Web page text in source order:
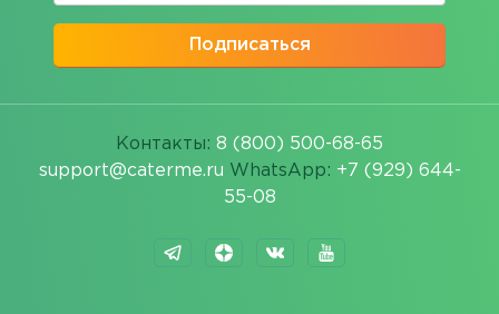
Подписаться
Контакты: 8 (800) 500-68-65
support@caterme.ru WhatsApp: +7 (929) 644-
55-08